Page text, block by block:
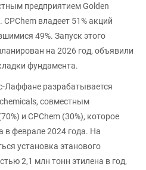
предприятием Golden
владеет 51% акций
49%. Запуск этого
на 2026 год, объявили
фундамента.
Лаффане разрабатывается
совместным
и CPChem (30%), которое
в феврале 2024 года. На
установка этанового
2,1 млн тонн этилена в год,